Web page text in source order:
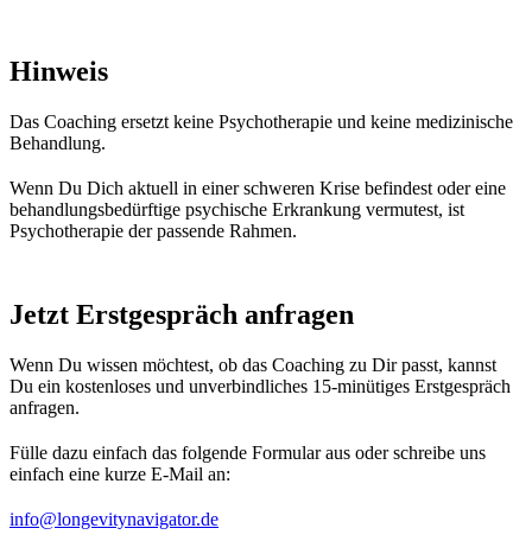
Hinweis
Das Coaching ersetzt keine Psychotherapie und keine medizinische
Behandlung.
Wenn Du Dich aktuell in einer schweren Krise befindest oder eine
behandlungsbedürftige psychische Erkrankung vermutest, ist
Psychotherapie der passende Rahmen.
Jetzt Erstgespräch anfragen
Wenn Du wissen möchtest, ob das Coaching zu Dir passt, kannst
Du ein kostenloses und unverbindliches 15-minütiges Erstgespräch
anfragen.
Fülle dazu einfach das folgende Formular aus oder schreibe uns
einfach eine kurze E-Mail an:
info@longevitynavigator.de